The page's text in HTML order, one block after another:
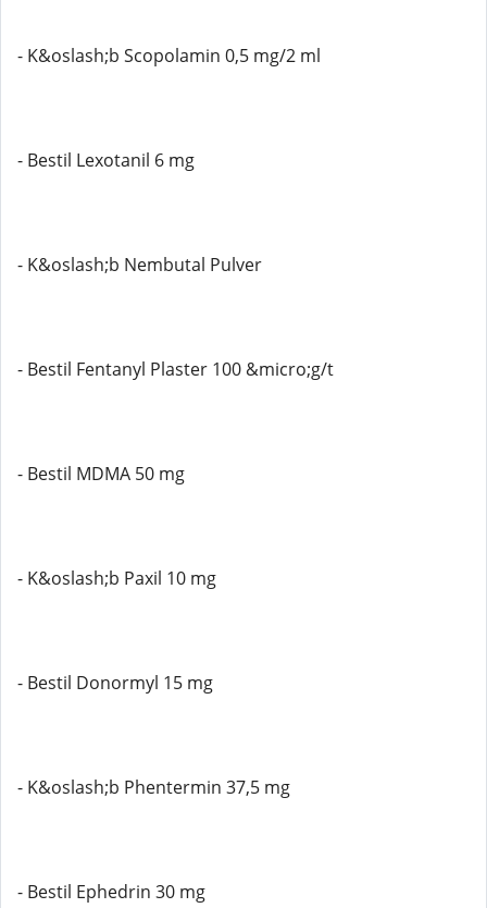
- K&oslash;b Scopolamin 0,5 mg/2 ml
- Bestil Lexotanil 6 mg
- K&oslash;b Nembutal Pulver
- Bestil Fentanyl Plaster 100 &micro;g/t
- Bestil MDMA 50 mg
- K&oslash;b Paxil 10 mg
- Bestil Donormyl 15 mg
- K&oslash;b Phentermin 37,5 mg
- Bestil Ephedrin 30 mg